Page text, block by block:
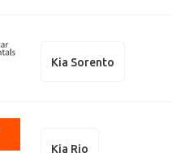
Kia Sorento
Kia Rio